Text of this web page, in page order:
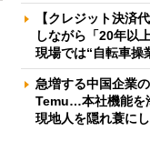
【クレジット決済
しながら「20年以
現場では“自転車操
急増する中国企業
Temu…本社機能を
現地人を隠れ蓑に